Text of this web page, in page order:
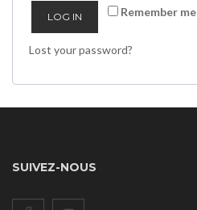
Remember me
LOG IN
Lost your password?
SUIVEZ-NOUS